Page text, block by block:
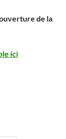
de la
ici